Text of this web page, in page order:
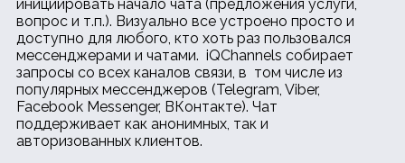
инициировать начало чата (предложения услуги,
вопрос и т.п.). Визуально все устроено просто и
доступно для любого, кто хоть раз пользовался
мессенджерами и чатами. iQChannels собирает
запросы со всех каналов связи, в том числе из
популярных мессенджеров (Telegram, Viber,
Facebook Messenger, ВКонтакте). Чат
поддерживает как анонимных, так и
авторизованных клиентов.